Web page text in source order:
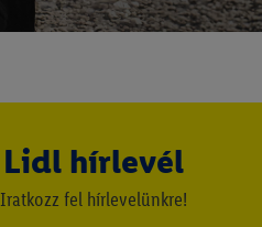
Lidl hírlevél
Iratkozz fel hírlevelünkre!